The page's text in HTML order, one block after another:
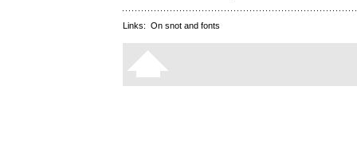
Links: On snot and fonts